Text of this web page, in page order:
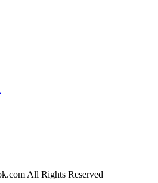
All Rights Reserved